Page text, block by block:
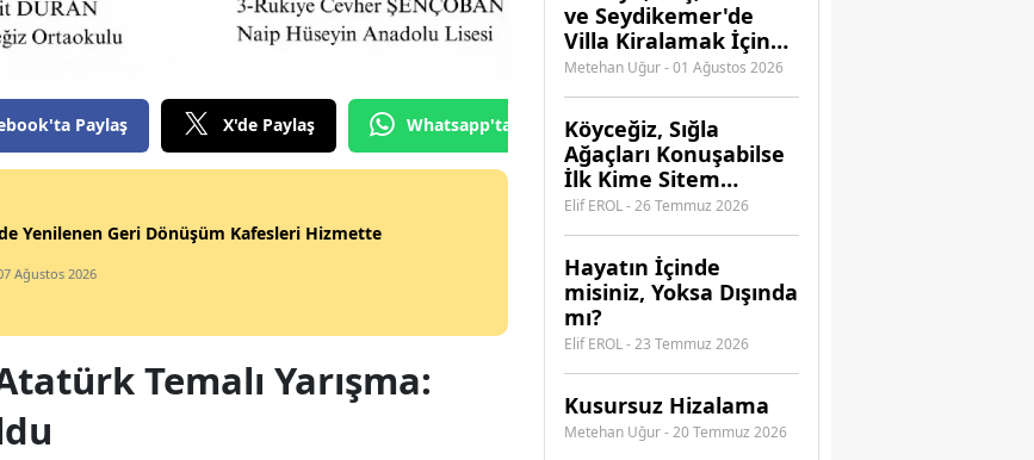
Paylaş X'de Paylaş Whatsapp'tan Gönder
Yenilenen Geri Dönüşüm Kafesleri Hizmette
Ağustos 2026
Temalı Yarışma:
ve Seydikemer'de
Villa Kiralamak İçin
Hangi Acenteye
Güvenebilirsiniz?
Metehan Uğur - 01 Ağustos 2026
Köyceğiz, Sığla
Ağaçları Konuşabilse
İlk Kime Sitem
Ederdi?
Elif EROL - 26 Temmuz 2026
Hayatın İçinde
misiniz, Yoksa Dışında
mı?
Elif EROL - 23 Temmuz 2026
Kusursuz Hizalama
Metehan Uğur - 20 Temmuz 2026